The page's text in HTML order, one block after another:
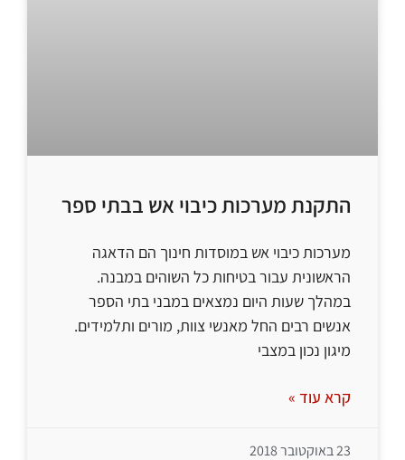
התקנת מערכות כיבוי אש בבתי ספר
מערכות כיבוי אש במוסדות חינוך הם הדאגה
הראשונית עבור בטיחות כל השוהים במבנה.
במהלך שעות היום נמצאים במבני בתי הספר
אנשים רבים החל מאנשי צוות, מורים ותלמידים.
מיגון נכון במצבי
קרא עוד »
23 באוקטובר 2018